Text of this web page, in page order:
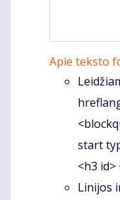
Apie teksto
start
<h3 id>
Linijos